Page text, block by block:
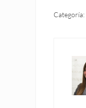
Categoría: